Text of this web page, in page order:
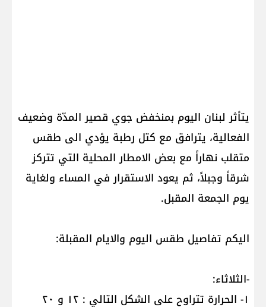
يتأثر لبنان اليوم بمنخفض جوي قصير المدّة وضعيف
الفعالية، يترافق مع كتل رطبة يؤدي الى طقس
متقلب نهاراً مع بعض الامطار المحلية التي تتركز
شرقاً وجبلاً، ثم يعود الاستقرار في المساء ولغاية
يوم الجمعة المقبل.
اليكم تفاصيل طقس اليوم والايام المقبلة:
-الثلاثاء:
١- الحرارة تتراوح على الشكل التالي : ١٢ و ٢٠